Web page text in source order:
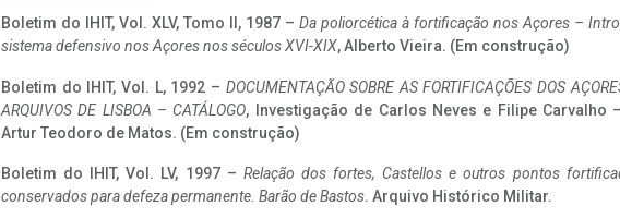
Boletim do IHIT, Vol. XLV, Tomo II, 1987 – Da poliorcética à fortificação nos Açores –
sistema defensivo nos Açores nos séculos XVI-XIX, Alberto Vieira. (Em construção)
Boletim do IHIT, Vol. L, 1992 – DOCUMENTAÇÃO SOBRE AS FORTIFICAÇÕES DOS
ARQUIVOS DE LISBOA – CATÁLOGO, Investigação de Carlos Neves e Filipe Carvalho
Artur Teodoro de Matos. (Em construção)
Boletim do IHIT, Vol. LV, 1997 – Relação dos fortes, Castellos e outros pontos
conservados para defeza permanente. Barão de Bastos. Arquivo Histórico Militar.